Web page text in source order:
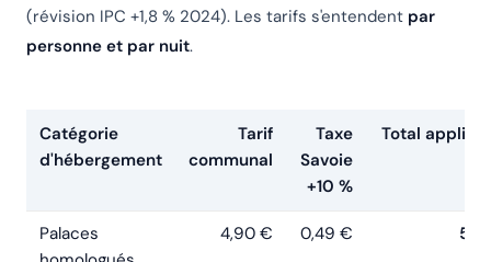
(révision IPC +1,8 % 2024). Les tarifs s'entendent par
personne et par nuit.
Catégorie
d'hébergement
Tarif
communal
Taxe
Savoie
+10 %
Total
Palaces
4,90 € 0,49 €